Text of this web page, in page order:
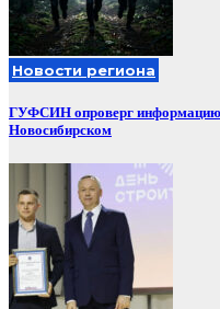
Новости региона
ГУФСИН опроверг информацию
Новосибирском